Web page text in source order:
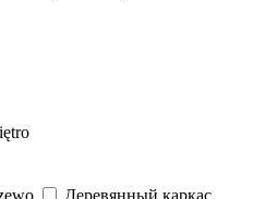
Деревянный каркас